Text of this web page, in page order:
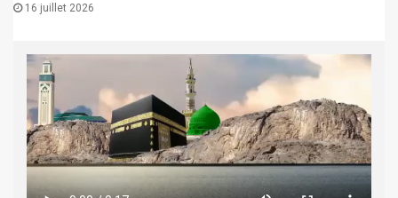
16 juillet 2026